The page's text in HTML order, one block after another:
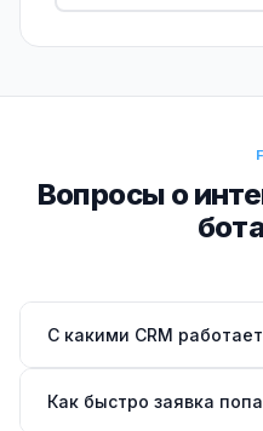
Вопросы о
С какими CRM
любой другой системой
Как быстро заявка